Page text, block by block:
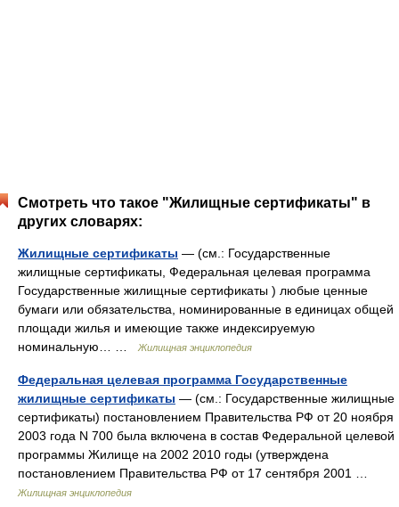
Смотреть что такое "Жилищные сертификаты" в
других словарях:
Жилищные сертификаты — (см.: Государственные
жилищные сертификаты, Федеральная целевая программа
Государственные жилищные сертификаты ) любые ценные
бумаги или обязательства, номинированные в единицах общей
площади жилья и имеющие также индексируемую
номинальную… …
Жилищная энциклопедия
Федеральная целевая программа Государственные
жилищные сертификаты — (см.: Государственные жилищные
сертификаты) постановлением Правительства РФ от 20 ноября
2003 года N 700 была включена в состав Федеральной целевой
программы Жилище на 2002 2010 годы (утверждена
постановлением Правительства РФ от 17 сентября 2001 …
Жилищная энциклопедия